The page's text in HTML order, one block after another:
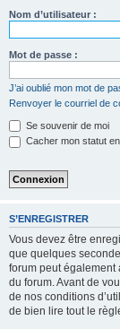
Nom d’utilisateur :
Mot de passe :
J’ai oublié mon mot de
Renvoyer le courriel de
Se souvenir de moi
Cacher mon statut
S’ENREGISTRER
Vous devez être
que quelques
forum peut
du forum. Avant de
de nos conditions
de bien lire tout le